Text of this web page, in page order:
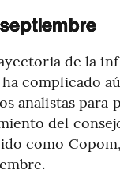
de la
complicado
analistas para
del
como